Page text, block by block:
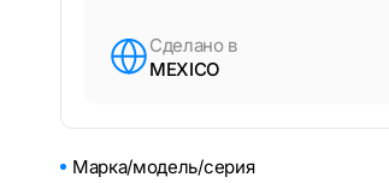
Сделано в
MEXICO
Марка/модель/серия